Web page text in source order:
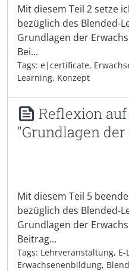
Mit diesem Teil 2 setze
bezüglich des Blended-
Grundlagen der
Bei...
Tags: e|certificate,
Learning, Konzept
Reflexion
"Grundlagen der
Mit diesem Teil 5
bezüglich des Blended-
Grundlagen der
Beitrag...
Tags: Lehrveranstaltung, E-
Erwachsenenbildung,